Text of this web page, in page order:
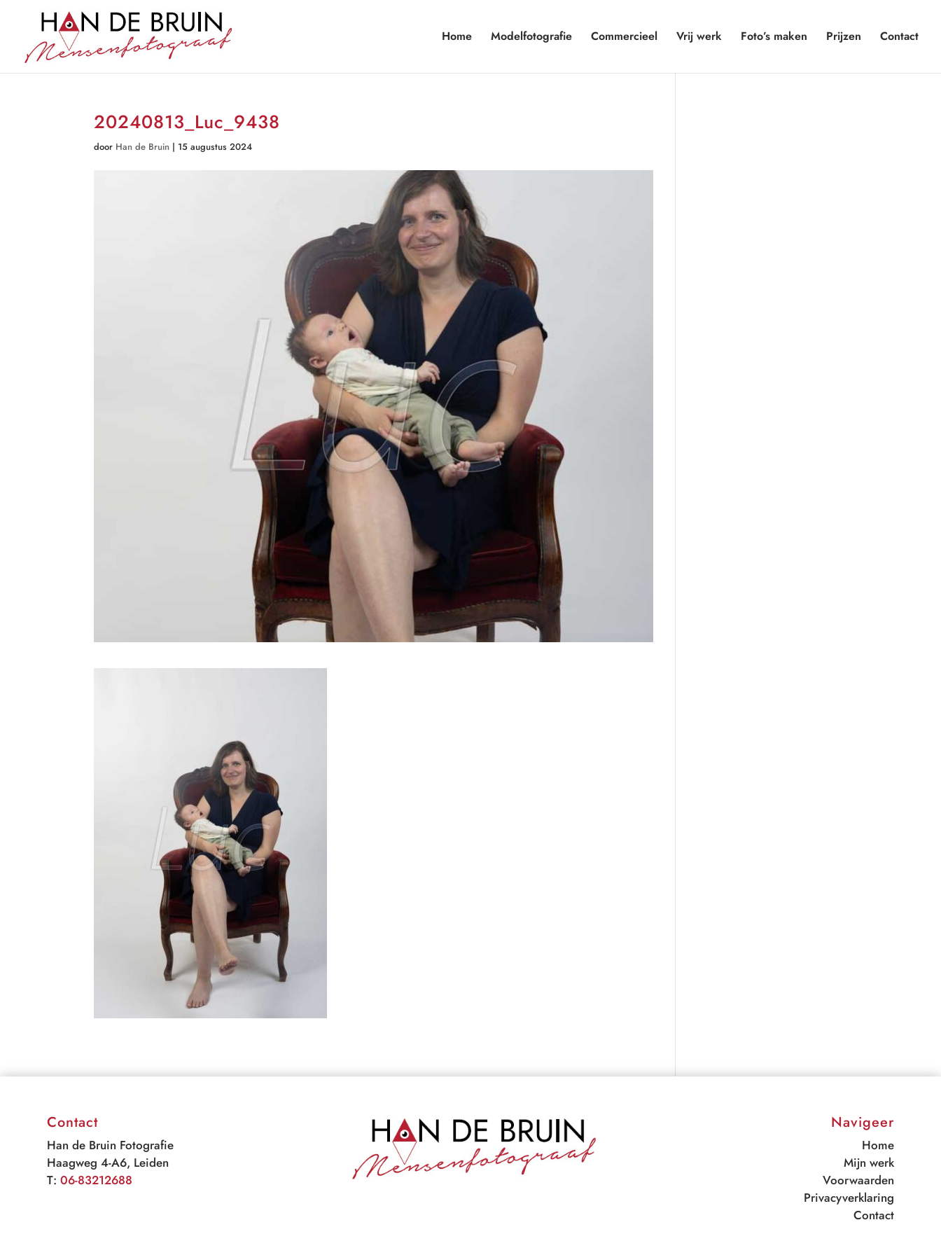
Home Modelfotografie Commercieel Vrij werk Foto’s maken Prijzen Contact
20240813_Luc_9438
door Han de Bruin | 15 augustus 2024
Contact
Han de Bruin Fotografie
Haagweg 4-A6, Leiden
T:06-83212688
Navigeer
Home
Mijn werk
Voorwaarden
Privacyverklaring
Contact